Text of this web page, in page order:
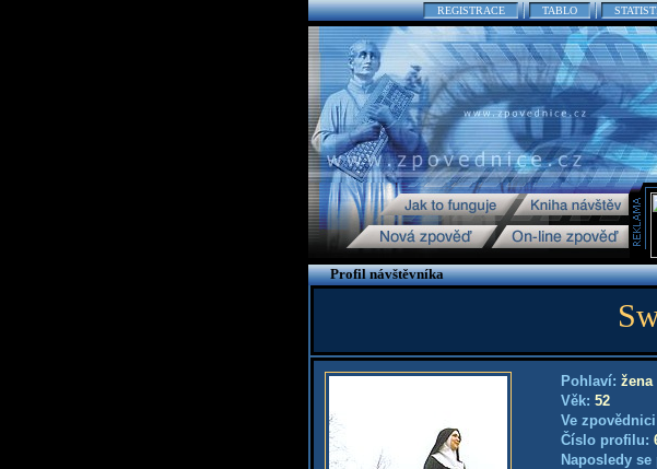
REGISTRACE TABLO
Profil návštěvníka
Pohlaví: žena
Věk: 52
Ve
Číslo profilu:
Naposledy